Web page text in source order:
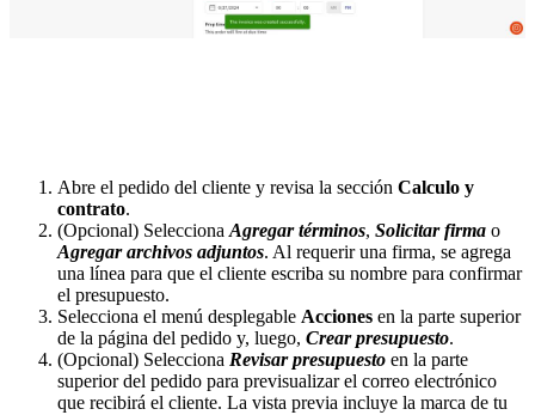
Abre el pedido del cliente y revisa la sección Calculo y
contrato.
(Opcional) Selecciona Agregar términos, Solicitar firma o
Agregar archivos adjuntos. Al requerir una firma, se agrega
una línea para que el cliente escriba su nombre para confirmar
el presupuesto.
Selecciona el menú desplegable Acciones en la parte superior
de la página del pedido y, luego, Crear presupuesto.
(Opcional) Selecciona Revisar presupuesto en la parte
superior del pedido para previsualizar el correo electrónico
que recibirá el cliente. La vista previa incluye la marca de tu